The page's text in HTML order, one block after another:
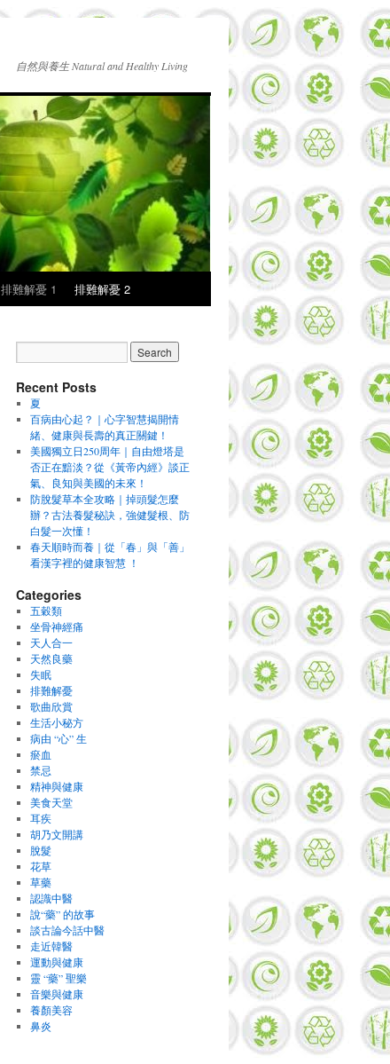
自然與養生 Natural and Healthy Living
排難解憂 1 排難解憂 2
Recent Posts
夏
百病由心起？｜心字智慧揭開情
緒、健康與長壽的真正關鍵！
美國獨立日250周年｜自由燈塔是
否正在黯淡？從《黃帝內經》談正
氣、良知與美國的未來！
防脫髮草本全攻略｜掉頭髮怎麼
辦？古法養髮秘訣，強健髮根、防
白髮一次懂！
春天順時而養｜從「春」與「善」
看漢字裡的健康智慧 ！
Categories
五穀類
坐骨神經痛
天人合一
天然良藥
失眠
排難解憂
歌曲欣賞
生活小秘方
病由 “心” 生
瘀血
禁忌
精神與健康
美食天堂
耳疾
胡乃文開講
脫髮
花草
草藥
認識中醫
說“藥” 的故事
談古論今話中醫
走近韓醫
運動與健康
靈 “藥” 聖樂
音樂與健康
養顏美容
鼻炎